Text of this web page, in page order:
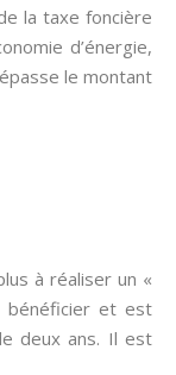
la taxe foncière
d’énergie,
le montant
à réaliser un «
bénéficier et est
deux ans. Il est